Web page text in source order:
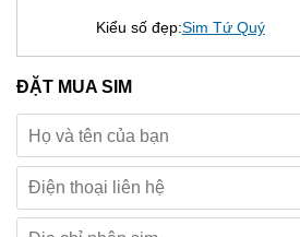
Kiểu số đẹp:Sim Tứ Quý
ĐẶT MUA SIM